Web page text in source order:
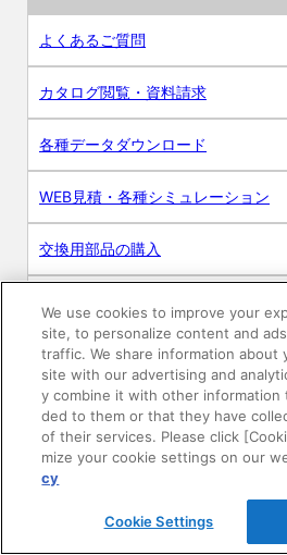
よくあるご質問
カタログ閲覧・資料請求
各種データダウンロード
WEB見積・各種シミュレーション
交換用部品の購入
お問い合わせ
ログイン
建築・設計関係者様向けサイト
We use cookies to improve your
site, to personalize content and
traffic. We share information about
site with our advertising and
y combine it with other information
ded to them or that they have
of their services. Please click
mize your cookie settings on our
cy
Cookie Settings